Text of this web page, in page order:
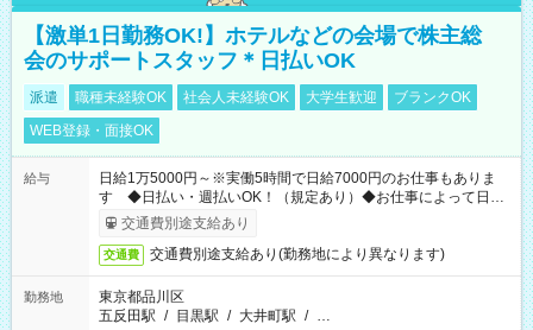
【激単1日勤務OK!】ホテルなどの会場で株主総
会のサポートスタッフ＊日払いOK
派遣 職種未経験OK 社会人未経験OK 大学生歓迎
ブランクOK
WEB登録・面接OK
給与
日給1万5000円～※実働5時間で日給7000円のお仕事もありま
す ◆日払い・週払いOK！（規定あり）◆お仕事によって日給
も異なります
交通費別途支給あり
交通費 交通費別途支給あり(勤務地により異なります)
勤務地
東京都品川区
五反田駅 / 目黒駅 / 大井町駅 / …